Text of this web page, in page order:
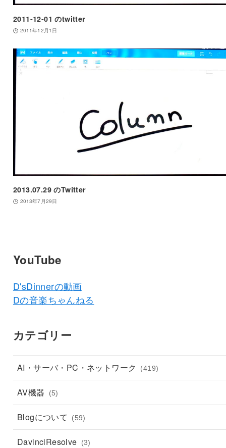
2011-12-01 のtwitter
2011年12月1日
2013.07.29 のTwitter
2013年7月29日
YouTube
D'sDinnerの動画
Dの音楽ちゃんねる
カテゴリー
AI・サーバ・PC・ネットワーク (419)
AV機器 (5)
Blogについて (59)
DavinciResolve (3)